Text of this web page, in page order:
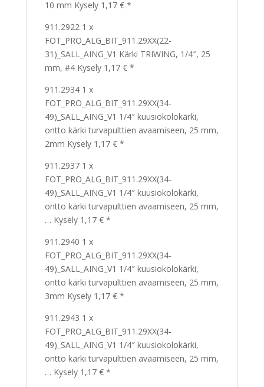
10 mm Kysely 1,17 € *
911.2922 1 x
FOT_PRO_ALG_BIT_911.29XX(22-
31)_SALL_AING_V1 Kärki TRIWING, 1/4″, 25
mm, #4 Kysely 1,17 € *
911.2934 1 x
FOT_PRO_ALG_BIT_911.29XX(34-
49)_SALL_AING_V1 1/4″ kuusiokolokärki,
ontto kärki turvapulttien avaamiseen, 25 mm,
2mm Kysely 1,17 € *
911.2937 1 x
FOT_PRO_ALG_BIT_911.29XX(34-
49)_SALL_AING_V1 1/4″ kuusiokolokärki,
ontto kärki turvapulttien avaamiseen, 25 mm,
… Kysely 1,17 € *
911.2940 1 x
FOT_PRO_ALG_BIT_911.29XX(34-
49)_SALL_AING_V1 1/4″ kuusiokolokärki,
ontto kärki turvapulttien avaamiseen, 25 mm,
3mm Kysely 1,17 € *
911.2943 1 x
FOT_PRO_ALG_BIT_911.29XX(34-
49)_SALL_AING_V1 1/4″ kuusiokolokärki,
ontto kärki turvapulttien avaamiseen, 25 mm,
… Kysely 1,17 € *